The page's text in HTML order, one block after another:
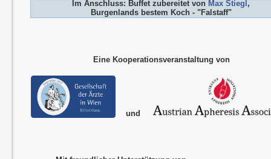
Im Anschluss: Buffet zubereitet von Max Stiegl ,
Burgenlands bestem Koch - "Falstaff"
Eine Kooperationsveranstaltung von
und